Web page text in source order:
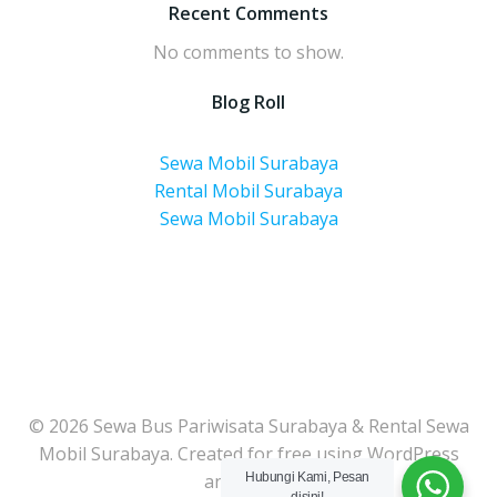
Recent Comments
No comments to show.
Blog Roll
Sewa Mobil Surabaya
Rental Mobil Surabaya
Sewa Mobil Surabaya
© 2026 Sewa Bus Pariwisata Surabaya & Rental Sewa
Mobil Surabaya. Created for free using WordPress
and
Colibri
Hubungi Kami, Pesan